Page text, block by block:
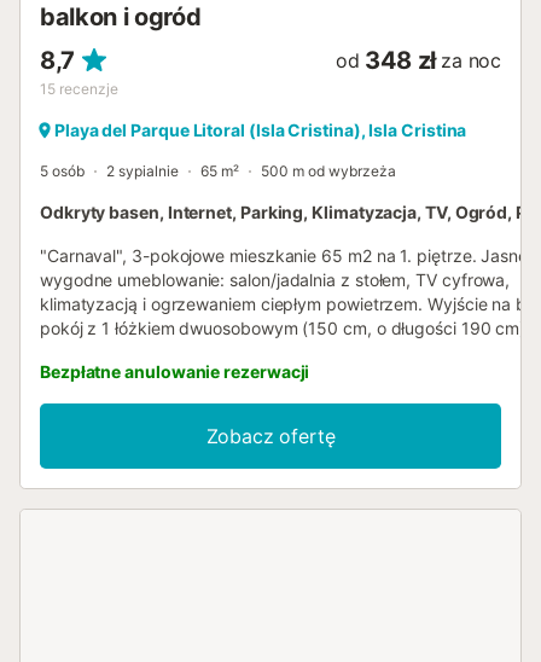
balkon i ogród
8,7
15 recenzje
od 348 zł za noc
Playa del Parque Litoral (Isla Cristina), Isla Cristina
5 osób 2 sypialnie 65 m² 500 m od wybrzeża
Odkryty basen, Internet, Parking, Klimatyzacja, TV, Ogród,
"Carnaval", 3-pokojowe mieszkanie 65 m2 na 1. piętrze. Jasne,
wygodne umeblowanie: salon/jadalnia z stołem, TV cyfrowa,
klimatyzacją i ogrzewaniem ciepłym powietrzem. Wyjście na
pokój z 1 łóżkiem dwuosobowym (150 cm, o długości 190 cm),
łóżkami piętrowymi (90 cm, o długości 190 cm), 1 łóżkiem
(2 x 90 cm, o długości 190 cm), klimatyzacją i ogrzewaniem
powietrzem. Otwarta kuchnia (4 palniki – kuchenka z płytą
toster, kuchenka mikrofalowa, zamrażarka, ekspres do kawy,
ekspresu do kawy (Nespresso) extra) z barem. Łazienka/bidet/
Bezpłatne anulowanie rezerwacji
Zobacz ofertę